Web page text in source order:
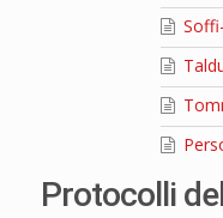
Protocolli